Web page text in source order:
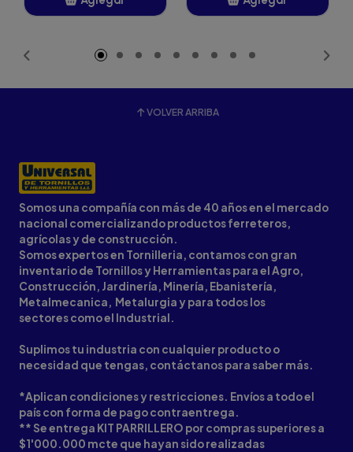
VOLVER ARRIBA
Somos una compañía con más de 40 años en el mercado
nacional comercializando productos ferreteros,
agrícolas y de construcción.
Somos expertos en Tornilleria, contamos con gran
inventario de Tornillos y Herramientas para el Agro,
Construcción, Jardinería, Minería, Ebanistería,
Metalmecanica, Metalurgia y para todos los
sectores como el Industrial.
Suplimos tu industria con cualquier producto o
necesidad que tengas, contáctanos para saber más.
*Aplican condiciones y restricciones. Envíos a todo el
país con forma de pago contraentrega.
** Se entrega KIT PARRILLERO por compras superiores a
$1'000.000 mcte que hayan sido realizadas